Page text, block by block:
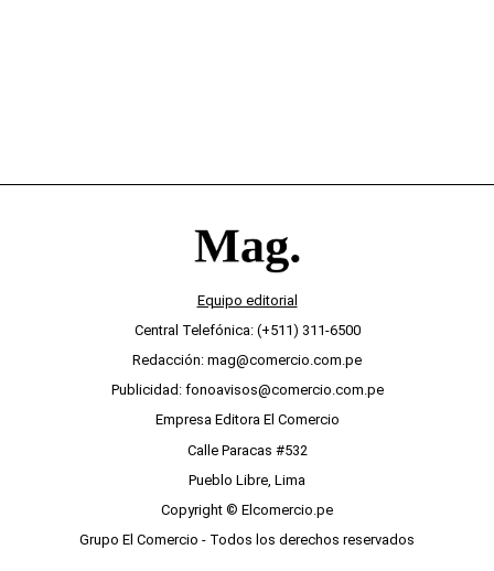
Equipo editorial
Central Telefónica: (+511) 311-6500
Redacción: mag@comercio.com.pe
Publicidad: fonoavisos@comercio.com.pe
Empresa Editora El Comercio
Calle Paracas #532
Pueblo Libre, Lima
Copyright © Elcomercio.pe
Grupo El Comercio - Todos los derechos reservados